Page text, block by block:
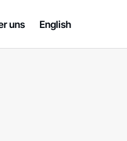
uns English